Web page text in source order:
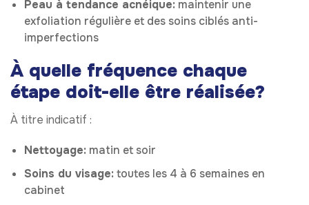
Peau à tendance acnéique: maintenir une
exfoliation régulière et des soins ciblés anti-
imperfections
À quelle fréquence chaque
étape doit-elle être réalisée?
À titre indicatif :
Nettoyage: matin et soir
Soins du visage:toutes les 4 à 6 semaines en
cabinet